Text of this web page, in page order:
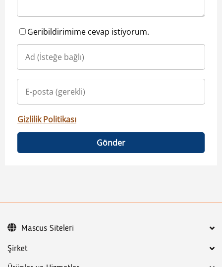
Geribildirimime cevap istiyorum.
Gizlilik Politikası
Gönder
Şirket
Mascus Siteleri